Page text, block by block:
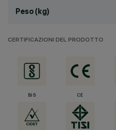
Peso (kg)
CERTIFICAZIONI DEL PRODOTTO
BIS CE